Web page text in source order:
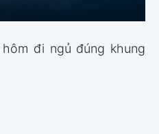
đi ngủ đúng khung